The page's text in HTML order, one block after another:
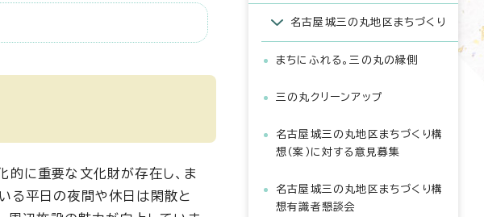
的に重要な文化財が存在し、ま
る平日の夜間や休日は閑散と
名古屋城三の丸地区まちづくり
まちにふれる。三の丸の縁側
三の丸クリーンアップ
名古屋城三の丸地区まちづくり構
想（案）に対する意見募集
名古屋城三の丸地区まちづくり構
想有識者懇談会